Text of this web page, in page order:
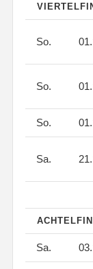
So.
So.
So.
Sa.
Sa.